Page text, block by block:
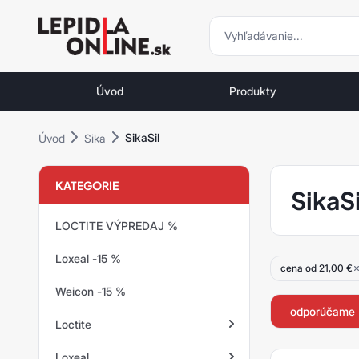
Priemyselné
lepidlá
Loctite
vyhľadávanie
vyhľadávanie
Úvod Produkty
Úvod Sika SikaSil
KATEGORIE
LOCTITE VÝPREDAJ %
Loxeal -15 %
Weicon -15 %
Loctite
cena od 21,00 €
odporúčame